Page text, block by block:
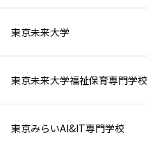
東京未来大学
東京未来大学福祉保育専門学校
東京みらいAI&IT専門学校